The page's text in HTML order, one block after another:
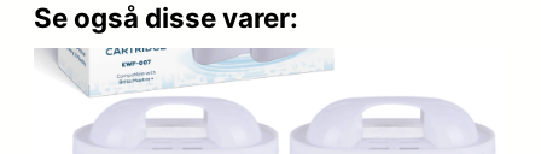
Se også disse varer: